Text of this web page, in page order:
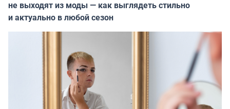
не выходят из моды — как выглядеть стильно
и актуально в любой сезон